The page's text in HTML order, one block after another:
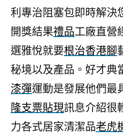
利專治阻塞包即時解決
開獎結果禮品工廠直營
選雅悅就要根治香港腳
秘境以及產品。好才典
漆彈運動是發展他們最
隆支票貼現訊息介紹很
力各式居家清潔品老虎